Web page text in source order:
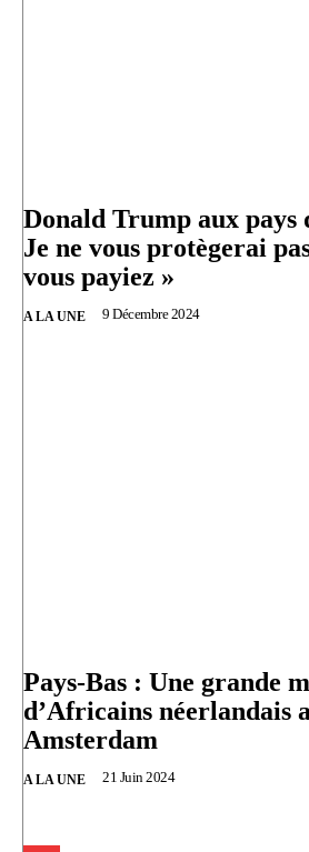
Donald Trump aux pays
Je ne vous protègerai
vous payiez »
A LA UNE 9 Décembre 2024
Pays-Bas : Une grande
d’Africains néerlandais
Amsterdam
A LA UNE 21 Juin 2024